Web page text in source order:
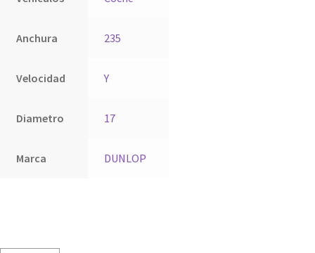
Anchura 235
Velocidad Y
Diametro 17
Marca DUNLOP